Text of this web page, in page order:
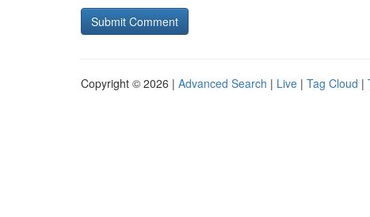
Copyright © 2026 | Advanced Search | Live | Tag Cloud |